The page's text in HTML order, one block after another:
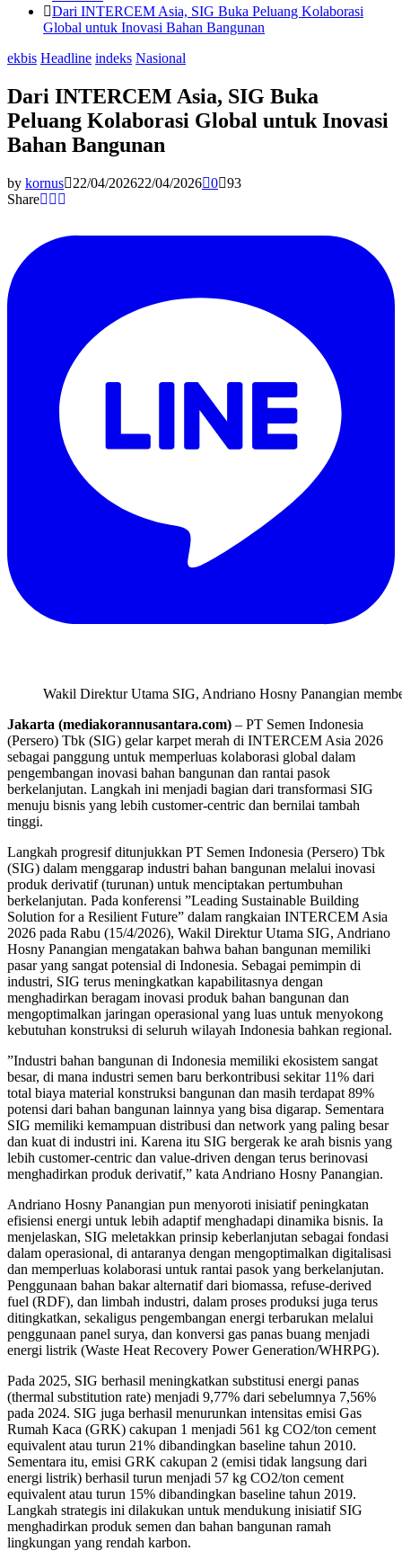
Dari INTERCEM Asia, SIG Buka Peluang Kolaborasi
Global untuk Inovasi Bahan Bangunan
ekbis Headline indeks Nasional
Dari INTERCEM Asia, SIG Buka
Peluang Kolaborasi Global untuk Inovasi
Bahan Bangunan
by kornus 22/04/202622/04/2026 0 93
Share
Wakil Direktur Utama SIG, Andriano Hosny Panangian
Jakarta (mediakorannusantara.com) – PT Semen Indonesia
(Persero) Tbk (SIG) gelar karpet merah di INTERCEM Asia 2026
sebagai panggung untuk memperluas kolaborasi global dalam
pengembangan inovasi bahan bangunan dan rantai pasok
berkelanjutan. Langkah ini menjadi bagian dari transformasi SIG
menuju bisnis yang lebih customer-centric dan bernilai tambah
tinggi.
Langkah progresif ditunjukkan PT Semen Indonesia (Persero) Tbk
(SIG) dalam menggarap industri bahan bangunan melalui inovasi
produk derivatif (turunan) untuk menciptakan pertumbuhan
berkelanjutan. Pada konferensi ”Leading Sustainable Building
Solution for a Resilient Future” dalam rangkaian INTERCEM Asia
2026 pada Rabu (15/4/2026), Wakil Direktur Utama SIG, Andriano
Hosny Panangian mengatakan bahwa bahan bangunan memiliki
pasar yang sangat potensial di Indonesia. Sebagai pemimpin di
industri, SIG terus meningkatkan kapabilitasnya dengan
menghadirkan beragam inovasi produk bahan bangunan dan
mengoptimalkan jaringan operasional yang luas untuk menyokong
kebutuhan konstruksi di seluruh wilayah Indonesia bahkan regional.
”Industri bahan bangunan di Indonesia memiliki ekosistem sangat
besar, di mana industri semen baru berkontribusi sekitar 11% dari
total biaya material konstruksi bangunan dan masih terdapat 89%
potensi dari bahan bangunan lainnya yang bisa digarap. Sementara
SIG memiliki kemampuan distribusi dan network yang paling besar
dan kuat di industri ini. Karena itu SIG bergerak ke arah bisnis yang
lebih customer-centric dan value-driven dengan terus berinovasi
menghadirkan produk derivatif,” kata Andriano Hosny Panangian.
Andriano Hosny Panangian pun menyoroti inisiatif peningkatan
efisiensi energi untuk lebih adaptif menghadapi dinamika bisnis. Ia
menjelaskan, SIG meletakkan prinsip keberlanjutan sebagai fondasi
dalam operasional, di antaranya dengan mengoptimalkan digitalisasi
dan memperluas kolaborasi untuk rantai pasok yang berkelanjutan.
Penggunaan bahan bakar alternatif dari biomassa, refuse-derived
fuel (RDF), dan limbah industri, dalam proses produksi juga terus
ditingkatkan, sekaligus pengembangan energi terbarukan melalui
penggunaan panel surya, dan konversi gas panas buang menjadi
energi listrik (Waste Heat Recovery Power Generation/WHRPG).
Pada 2025, SIG berhasil meningkatkan substitusi energi panas
(thermal substitution rate) menjadi 9,77% dari sebelumnya 7,56%
pada 2024. SIG juga berhasil menurunkan intensitas emisi Gas
Rumah Kaca (GRK) cakupan 1 menjadi 561 kg CO2/ton cement
equivalent atau turun 21% dibandingkan baseline tahun 2010.
Sementara itu, emisi GRK cakupan 2 (emisi tidak langsung dari
energi listrik) berhasil turun menjadi 57 kg CO2/ton cement
equivalent atau turun 15% dibandingkan baseline tahun 2019.
Langkah strategis ini dilakukan untuk mendukung inisiatif SIG
menghadirkan produk semen dan bahan bangunan ramah
lingkungan yang rendah karbon.